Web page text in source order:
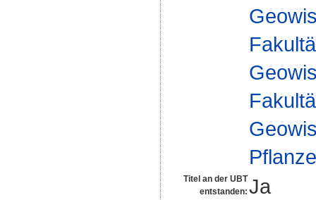
Titel an der UBT
entstanden: Ja